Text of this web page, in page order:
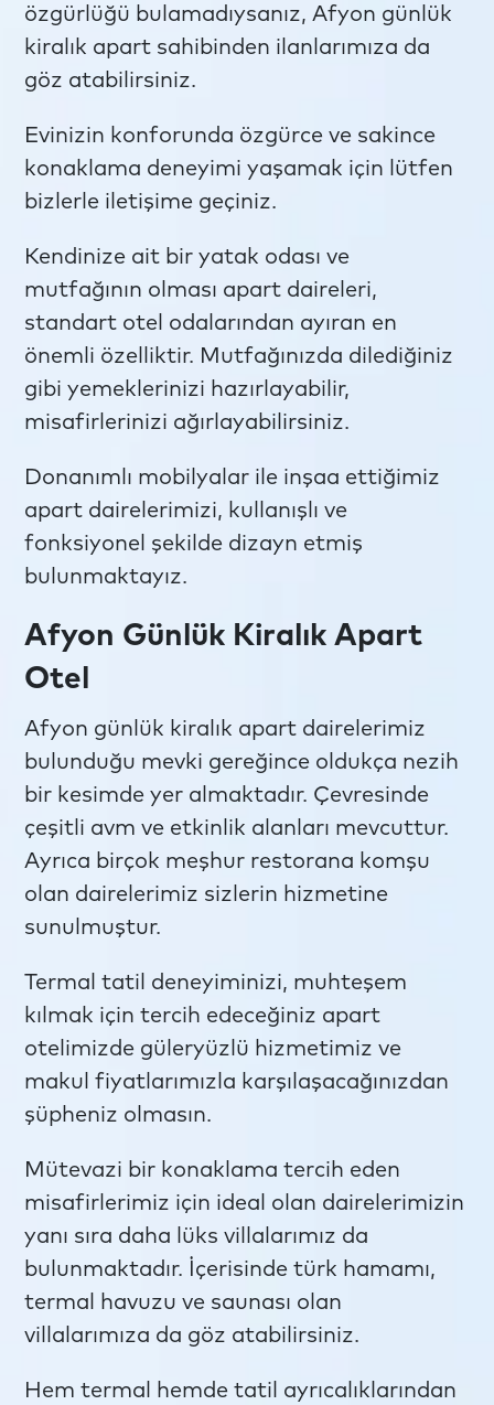
özgürlüğü bulamadıysanız, Afyon günlük
kiralık apart sahibinden ilanlarımıza da
göz atabilirsiniz.
Evinizin konforunda özgürce ve sakince
konaklama deneyimi yaşamak için lütfen
bizlerle iletişime geçiniz.
Kendinize ait bir yatak odası ve
mutfağının olması apart daireleri,
standart otel odalarından ayıran en
önemli özelliktir. Mutfağınızda dilediğiniz
gibi yemeklerinizi hazırlayabilir,
misafirlerinizi ağırlayabilirsiniz.
Donanımlı mobilyalar ile inşaa ettiğimiz
apart dairelerimizi, kullanışlı ve
fonksiyonel şekilde dizayn etmiş
bulunmaktayız.
Afyon Günlük Kiralık Apart
Otel
Afyon günlük kiralık apart dairelerimiz
bulunduğu mevki gereğince oldukça nezih
bir kesimde yer almaktadır. Çevresinde
çeşitli avm ve etkinlik alanları mevcuttur.
Ayrıca birçok meşhur restorana komşu
olan dairelerimiz sizlerin hizmetine
sunulmuştur.
Termal tatil deneyiminizi, muhteşem
kılmak için tercih edeceğiniz apart
otelimizde güleryüzlü hizmetimiz ve
makul fiyatlarımızla karşılaşacağınızdan
şüpheniz olmasın.
Mütevazi bir konaklama tercih eden
misafirlerimiz için ideal olan dairelerimizin
yanı sıra daha lüks villalarımız da
bulunmaktadır. İçerisinde türk hamamı,
termal havuzu ve saunası olan
villalarımıza da göz atabilirsiniz.
Hem termal hemde tatil ayrıcalıklarından